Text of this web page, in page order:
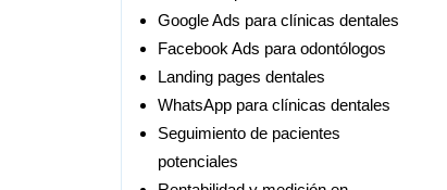
Google Ads para clínicas dentales
Facebook Ads para odontólogos
Landing pages dentales
WhatsApp para clínicas dentales
Seguimiento de pacientes
potenciales